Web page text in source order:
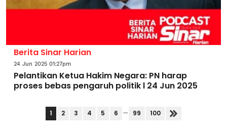
Berita Sinar Harian
24 Jun 2025 01:27pm
Pelantikan Ketua Hakim Negara: PN harap
proses bebas pengaruh politik l 24 Jun 2025
1 2 3 4 5 6 ... 99 100